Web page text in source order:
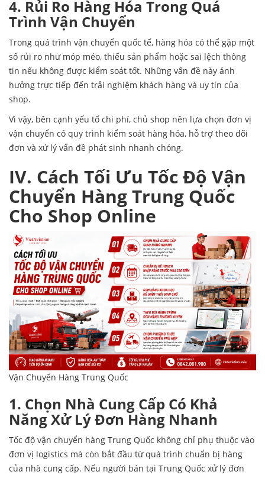
4. Rủi Ro Hàng Hóa Trong Quá
Trình Vận Chuyển
Trong quá trình vận chuyển quốc tế, hàng hóa có thể gặp một
số rủi ro như móp méo, thiếu sản phẩm hoặc sai lệch thông
tin nếu không được kiểm soát tốt. Những vấn đề này ảnh
hưởng trực tiếp đến trải nghiệm khách hàng và uy tín của
shop.
Vì vậy, bên cạnh yếu tố chi phí, chủ shop nên lựa chọn đơn vị
vận chuyển có quy trình kiểm soát hàng hóa, hỗ trợ theo dõi
đơn và xử lý vấn đề phát sinh nhanh chóng.
IV. Cách Tối Ưu Tốc Độ Vận
Chuyển Hàng Trung Quốc
Cho Shop Online
Vận Chuyển Hàng Trung Quốc
1. Chọn Nhà Cung Cấp Có Khả
Năng Xử Lý Đơn Hàng Nhanh
Tốc độ vận chuyển hàng Trung Quốc không chỉ phụ thuộc vào
đơn vị logistics mà còn bắt đầu từ quá trình chuẩn bị hàng
của nhà cung cấp. Nếu người bán tại Trung Quốc xử lý đơn